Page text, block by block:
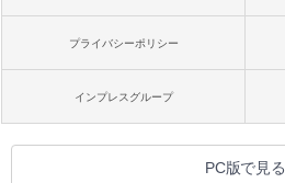
プライバシーポリシー
インプレスグループ
PC版で見る